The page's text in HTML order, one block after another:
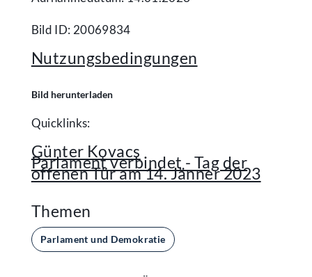
Bild ID: 20069834
Nutzungsbedingungen
Bild herunterladen
Quicklinks:
Günter Kovacs
Parlament verbindet - Tag der
offenen Tür am 14. Jänner 2023
Themen
Parlament und Demokratie